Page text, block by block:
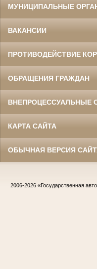
МУНИЦИПАЛЬНЫЕ
ВАКАНСИИ
ПРОТИВОДЕЙСТВИЕ
ОБРАЩЕНИЯ ГРАЖДАН
ВНЕПРОЦЕССУАЛЬНЫЕ
КАРТА САЙТА
ОБЫЧНАЯ ВЕРСИЯ
2006-2026 «Государственная